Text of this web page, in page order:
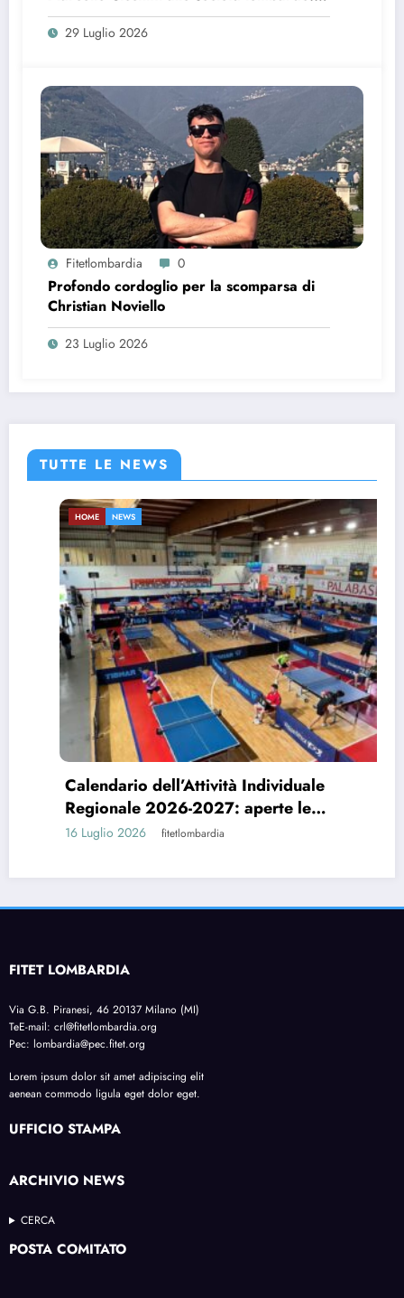
bilancio, ringraziamenti e nuovi progetti
29 Luglio 2026
Fitetlombardia 0
Profondo cordoglio per la scomparsa di
Christian Noviello
23 Luglio 2026
TUTTE LE NEWS
HOME NEWS
Calendario dell’Attività Individuale
Regionale 2026-2027: aperte le
candidature per l’organizzazione delle
16 Luglio 2026 fitetlombardia
FITET LOMBARDIA
Via G.B. Piranesi, 46 20137 Milano (MI)
TeE-mail: crl@fitetlombardia.org
Pec: lombardia@pec.fitet.org
Lorem ipsum dolor sit amet adipiscing elit
aenean commodo ligula eget dolor eget.
UFFICIO STAMPA
ARCHIVIO NEWS
CERCA
POSTA COMITATO